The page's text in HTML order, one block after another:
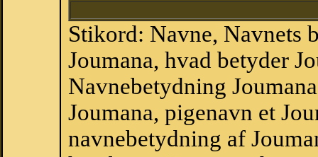
Stikord: Navne, Navnets
Joumana, hvad betyder
Navnebetydning
Joumana, pigenavn et
navnebetydning af